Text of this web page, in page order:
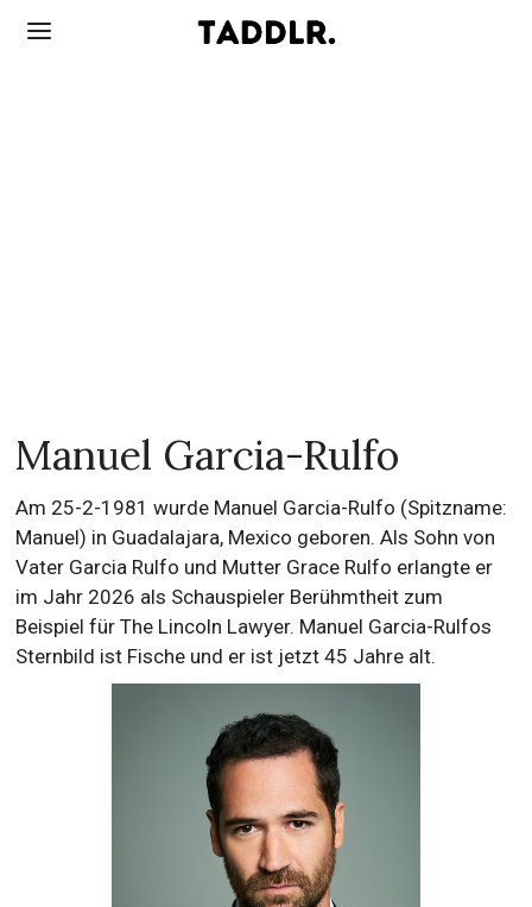
Manuel Garcia-Rulfo
Am 25-2-1981 wurde Manuel Garcia-Rulfo (Spitzname:
Manuel) in Guadalajara, Mexico geboren. Als Sohn von
Vater Garcia Rulfo und Mutter Grace Rulfo erlangte er
im Jahr 2026 als Schauspieler Berühmtheit zum
Beispiel für The Lincoln Lawyer. Manuel Garcia-Rulfos
Sternbild ist Fische und er ist jetzt 45 Jahre alt.